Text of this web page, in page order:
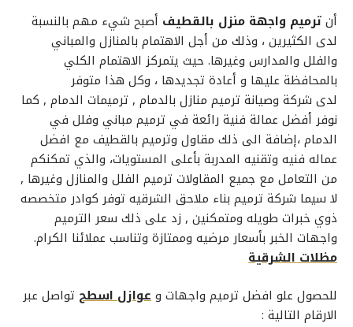
أنترميم واجهة منزل بالقطيف أصبح شيء مهم بالنسبة
لدى الكثيرين ، وذلك من أجل الاهتمام بالمنازل والمباني
والفلل والمدارس وغيرها. حيث يتمركز الاهتمام الكلي
بالمحافظة عليها و أعادة تجديدها ، وكل هذا متوفر
لدى شركة وصيانة ترميم منازل بالدمام , ترميمات الدمام , كما
نوفر أفضل عمالة فنية رائعة في ترميم مباني وفلل في
الدمام ،إضافة الى ذلك مقاول وترميم بالقطيف مع افضل
عماله فنيه وتقنيه المدربة بأعلى المستويات، والذي تمكنكم
من التعامل مع جميع المقاولات ترميم الفلل والمنازل وغيرها ,
لا سيما شركة ترميم بناء ملاحق الشرقيه توفر كوادر متخصصه
ذوي خبرات طويله ومتمكنين , زد على ذلك سعر الترميم
واجهات الخبر بأسعار مرضيه وممتازة وتناسب عملائنا الكرام.
مظلات الشرقية
للحصول علو افضل ترميم واجهات وعوازل اسطح تواصل عبر
الارقام التالية :